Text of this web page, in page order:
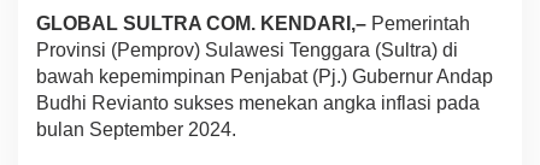
u
r
A
n
g
GLOBAL SULTRA COM. KENDARI,– Pemerintah
Provinsi (Pemprov) Sulawesi Tenggara (Sultra) di
bawah kepemimpinan Penjabat (Pj.) Gubernur Andap
Budhi Revianto sukses menekan angka inflasi pada
bulan September 2024.